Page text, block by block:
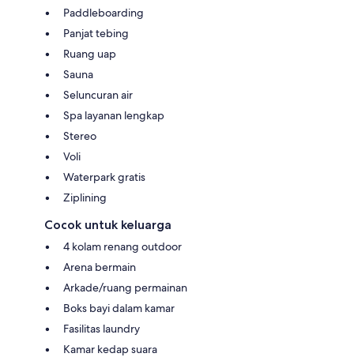
Paddleboarding
Panjat tebing
Ruang uap
Sauna
Seluncuran air
Spa layanan lengkap
Stereo
Voli
Waterpark gratis
Ziplining
Cocok untuk keluarga
4 kolam renang outdoor
Arena bermain
Arkade/ruang permainan
Boks bayi dalam kamar
Fasilitas laundry
Kamar kedap suara